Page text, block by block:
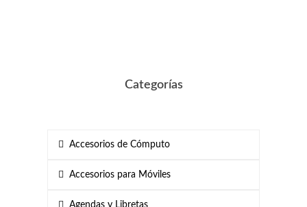
Categorías
Accesorios de Cómputo
Accesorios para Móviles
Agendas y Libretas